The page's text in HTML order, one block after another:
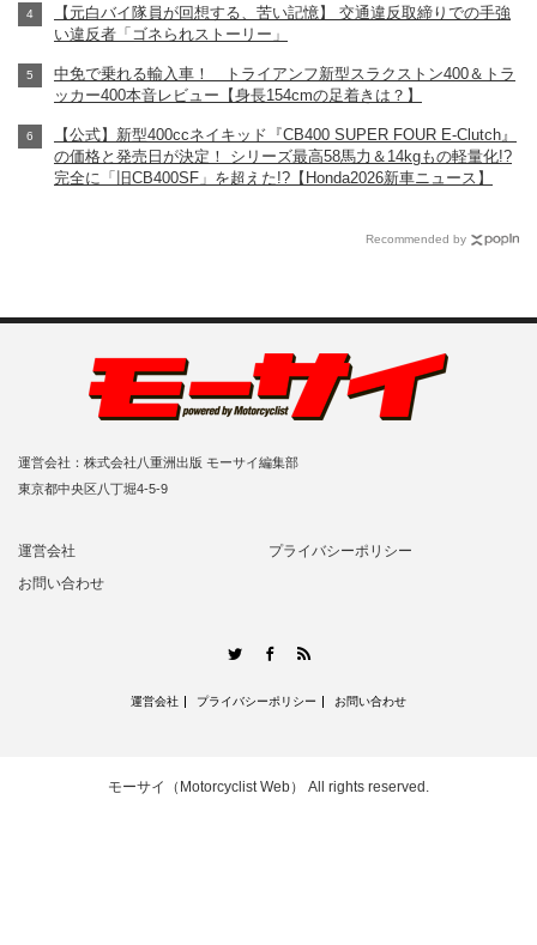
【元白バイ隊員が回想する、苦い記憶】 交通違反取締りでの手強
い違反者「ゴネられストーリー」
中免で乗れる輸入車！ トライアンフ新型スラクストン400＆トラ
ッカー400本音レビュー【身長154cmの足着きは？】
【公式】新型400ccネイキッド『CB400 SUPER FOUR E-Clutch』
の価格と発売日が決定！ シリーズ最高58馬力＆14kgもの軽量化!?
完全に「旧CB400SF」を超えた!?【Honda2026新車ニュース】
Recommended by
運営会社：株式会社八重洲出版 モーサイ編集部
東京都中央区八丁堀4-5-9
運営会社
プライバシーポリシー
お問い合わせ
TwitterFacebook
運営会社 プライバシーポリシー お問い合わせ
モーサイ（Motorcyclist Web） All rights reserved.